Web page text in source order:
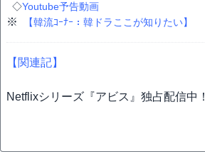
◇Youtube予告動画
※ 【韓流ｺｰﾅｰ：韓ドラここが知りたい】
【関連記】
Netflixシリーズ『アビス』独占配信中！